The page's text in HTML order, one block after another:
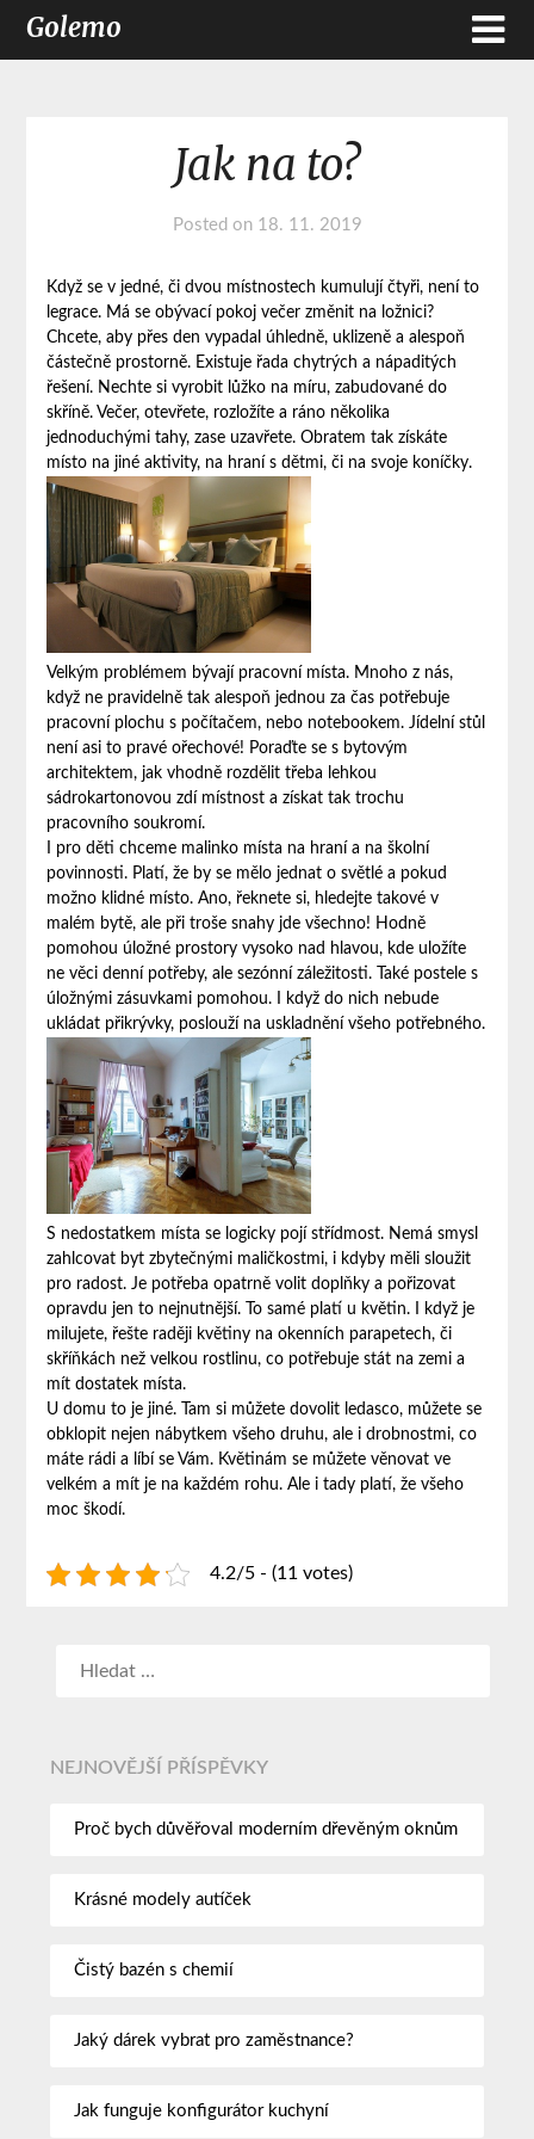
Golemo
Jak na to?
Posted on 18. 11. 2019
Když se v jedné, či dvou místnostech kumulují čtyři, není to
legrace. Má se obývací pokoj večer změnit na ložnici?
Chcete, aby přes den vypadal úhledně, uklizeně a alespoň
částečně prostorně. Existuje řada chytrých a nápaditých
řešení. Nechte si vyrobit lůžko na míru, zabudované do
skříně. Večer, otevřete, rozložíte a ráno několika
jednoduchými tahy, zase uzavřete. Obratem tak získáte
místo na jiné aktivity, na hraní s dětmi, či na svoje koníčky.
Velkým problémem bývají pracovní místa. Mnoho z nás,
když ne pravidelně tak alespoň jednou za čas potřebuje
pracovní plochu s počítačem, nebo notebookem. Jídelní stůl
není asi to pravé ořechové! Poraďte se s bytovým
architektem, jak vhodně rozdělit třeba lehkou
sádrokartonovou zdí místnost a získat tak trochu
pracovního soukromí.
I pro děti chceme malinko místa na hraní a na školní
povinnosti. Platí, že by se mělo jednat o světlé a pokud
možno klidné místo. Ano, řeknete si, hledejte takové v
malém bytě, ale při troše snahy jde všechno! Hodně
pomohou úložné prostory vysoko nad hlavou, kde uložíte
ne věci denní potřeby, ale sezónní záležitosti. Také postele s
úložnými zásuvkami pomohou. I když do nich nebude
ukládat přikrývky, poslouží na uskladnění všeho potřebného.
S nedostatkem místa se logicky pojí střídmost. Nemá smysl
zahlcovat byt zbytečnými maličkostmi, i kdyby měli sloužit
pro radost. Je potřeba opatrně volit doplňky a pořizovat
opravdu jen to nejnutnější. To samé platí u květin. I když je
milujete, řešte raději květiny na okenních parapetech, či
skříňkách než velkou rostlinu, co potřebuje stát na zemi a
mít dostatek místa.
U domu to je jiné. Tam si můžete dovolit ledasco, můžete se
obklopit nejen nábytkem všeho druhu, ale i drobnostmi, co
máte rádi a líbí se Vám. Květinám se můžete věnovat ve
velkém a mít je na každém rohu. Ale i tady platí, že všeho
moc škodí.
4.2/5 - (11 votes)
NEJNOVĚJŠÍ PŘÍSPĚVKY
Proč bych důvěřoval moderním dřevěným oknům
Krásné modely autíček
Čistý bazén s chemií
Jaký dárek vybrat pro zaměstnance?
Jak funguje konfigurátor kuchyní